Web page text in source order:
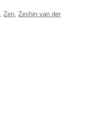
,Zen ,Zeshin van der